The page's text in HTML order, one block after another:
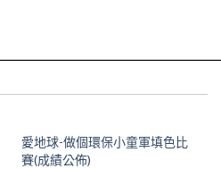
愛地球-做個環保小童軍填色比
賽(成績公佈)